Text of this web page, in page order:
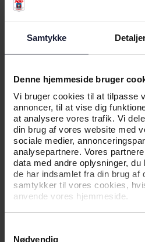
Samtykke
Denne hjemmeside bruger
Vi bruger cookies til at tilpasse
annoncer, til at vise dig
at analysere vores trafik. Vi
din brug af vores website med
sociale medier,
analysepartnere. Vores
data med andre oplysninger,
de har indsamlet fra din brug af
samtykker til vores cookies,
anvende vores hjemmeside.
Nødvendig
05.08.2026
NYHED
NY EUROPÆISK
VENTER: - VI HAR
GODT